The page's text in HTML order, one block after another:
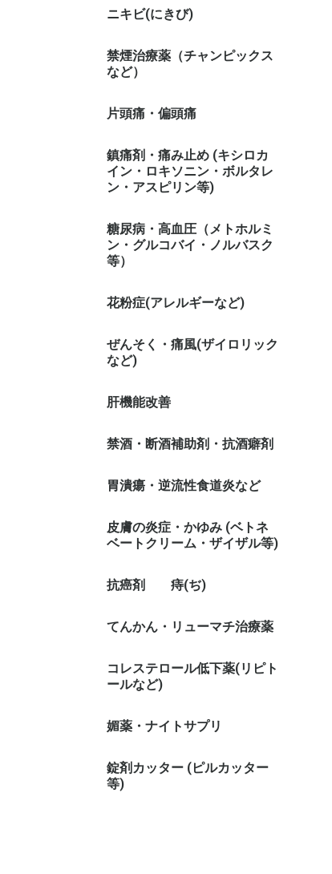
ニキビ(にきび)
禁煙治療薬（チャンピックス
など）
片頭痛・偏頭痛
鎮痛剤・痛み止め (キシロカ
イン・ロキソニン・ボルタレ
ン・アスピリン等)
糖尿病・高血圧（メトホルミ
ン・グルコバイ・ノルバスク
等）
花粉症(アレルギーなど)
ぜんそく・痛風(ザイロリック
など)
肝機能改善
禁酒・断酒補助剤・抗酒癖剤
胃潰瘍・逆流性食道炎など
皮膚の炎症・かゆみ (ベトネ
ベートクリーム・ザイザル等)
抗癌剤 痔(ぢ)
てんかん・リューマチ治療薬
コレステロール低下薬(リピト
ールなど)
媚薬・ナイトサプリ
錠剤カッター (ピルカッター
等)